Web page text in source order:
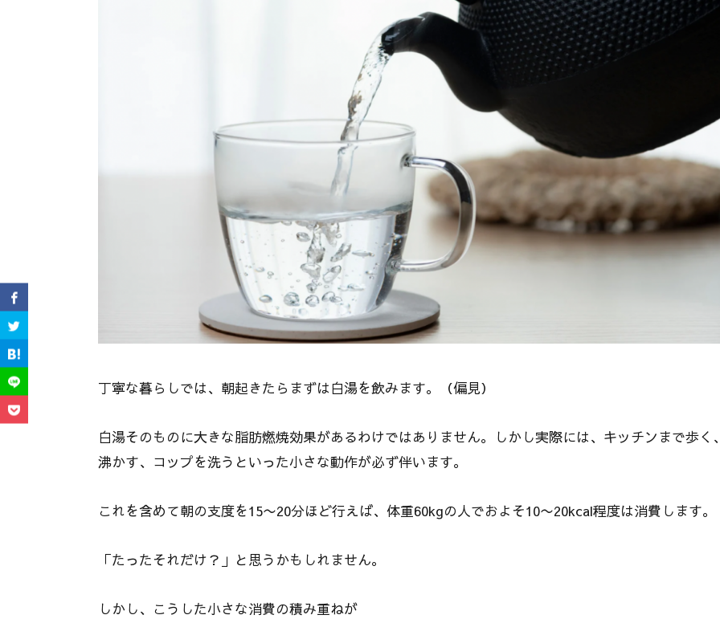
丁寧な暮らしでは、朝起きたらまずは白湯を飲みます。（偏見）
白湯そのものに大きな脂肪燃焼効果があるわけではありません。しかし実際には、キッチンまで歩く
沸かす、コップを洗うといった小さな動作が必ず伴います。
これを含めて朝の支度を15〜20分ほど行えば、体重60kgの人でおよそ10〜20kcal程度は消費します。
「たったそれだけ？」と思うかもしれません。
しかし、こうした小さな消費の積み重ねが